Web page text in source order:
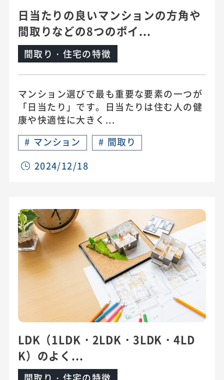
日当たりの良いマンションの方角や
間取りなどの8つのポイ...
間取り・住宅の特徴
マンション選びで最も重要な要素の一つが
「日当たり」です。日当たりは住む人の健
康や快適性に大きく...
# マンション # 間取り
2024/12/18
LDK（1LDK・2LDK・3LDK・4LD
K）のよく...